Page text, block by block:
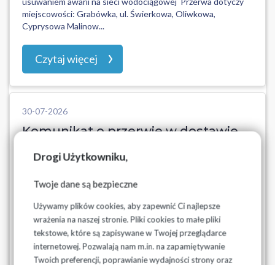
Drogi Użytkowniku,
Twoje dane są bezpieczne
Używamy plików cookies, aby zapewnić Ci najlepsze
wrażenia na naszej stronie. Pliki cookies to małe pliki
tekstowe, które są zapisywane w Twojej przeglądarce
internetowej. Pozwalają nam m.in. na zapamiętywanie
Twoich preferencji, poprawianie wydajności strony oraz
miejscowości: Grabówka, ul. Świerkowa, Oliwkowa,
Cyprysowa Malinow...
Czytaj więcej
30-07-2026
Komunikat o przerwie w dostawie
wodociągu Jeziorko, gm. Piątnica
Wodociągi Podlaskie Sp. z o.o. informują o przerwach w
30.07.2026r. w godz. 13:00-15:00 spowodowane
usuwaniem awarii na sieci wodociągowej Przerwa dotyczy
miejscowości: Budy Czarnockie, Elżbiecin, Jeziorko, Kalinowo
Kolon...